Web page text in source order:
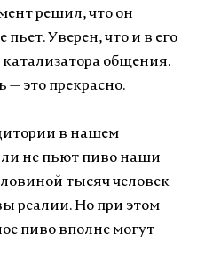
решил, что он
Уверен, что и в его
общения.
это прекрасно.
в нашем
не пьют пиво наши
тысяч человек
реалии. Но при этом
пиво вполне могут